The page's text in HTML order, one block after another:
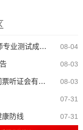
绩公告
08-03
08-03
07-31
防线 07-31
察公告 07-31